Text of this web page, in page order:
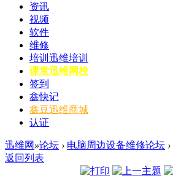
资讯
视频
软件
维修
培训 迅维培训
课堂迅维网校
签到
鑫快记
鑫豆迅维商城
认证
迅维网 »论坛 › 电脑周边设备维修论坛 ›
返回列表